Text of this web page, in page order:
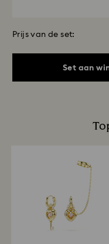
Prijs van de set:
Set aan